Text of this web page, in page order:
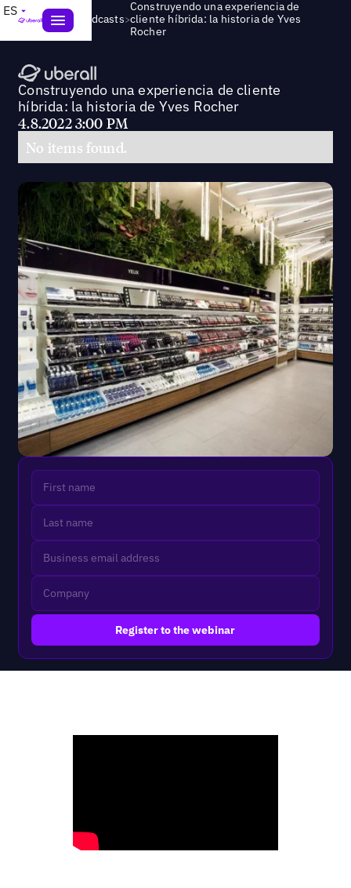
ES
Webinars & Podcasts>
Construyendo una experiencia de
cliente híbrida: la historia de Yves
Rocher
Construyendo una experiencia de cliente
híbrida: la historia de Yves Rocher
4.8.2022 3:00 PM
No items found.